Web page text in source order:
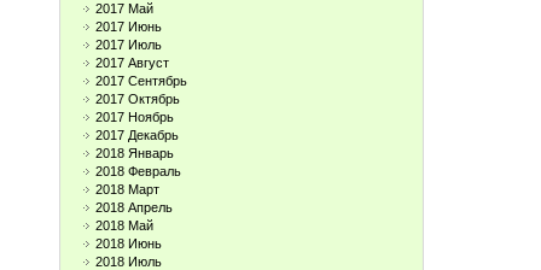
2017 Май
2017 Июнь
2017 Июль
2017 Август
2017 Сентябрь
2017 Октябрь
2017 Ноябрь
2017 Декабрь
2018 Январь
2018 Февраль
2018 Март
2018 Апрель
2018 Май
2018 Июнь
2018 Июль